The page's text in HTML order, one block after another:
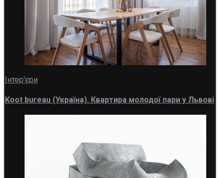
Інтер'єри
Koot bureau (Україна). Квартира молодої пари у Львові